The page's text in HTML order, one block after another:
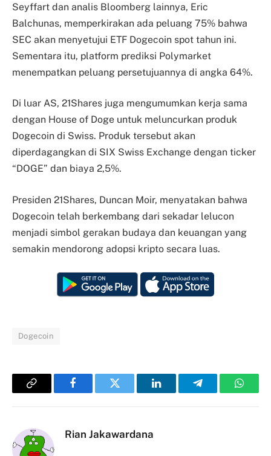
Seyffart dan analis Bloomberg lainnya, Eric
Balchunas, memperkirakan ada peluang 75% bahwa
SEC akan menyetujui ETF Dogecoin spot tahun ini.
Sementara itu, platform prediksi Polymarket
menempatkan peluang persetujuannya di angka 64%.
Di luar AS, 21Shares juga mengumumkan kerja sama
dengan House of Doge untuk meluncurkan produk
Dogecoin di Swiss. Produk tersebut akan
diperdagangkan di SIX Swiss Exchange dengan ticker
“DOGE” dan biaya 2,5%.
Presiden 21Shares, Duncan Moir, menyatakan bahwa
Dogecoin telah berkembang dari sekadar lelucon
menjadi simbol gerakan budaya dan keuangan yang
semakin mendorong adopsi kripto secara luas.
Dogecoin
Copy
FacebookTwitter LinkedInTelegram
Rian Jakawardana